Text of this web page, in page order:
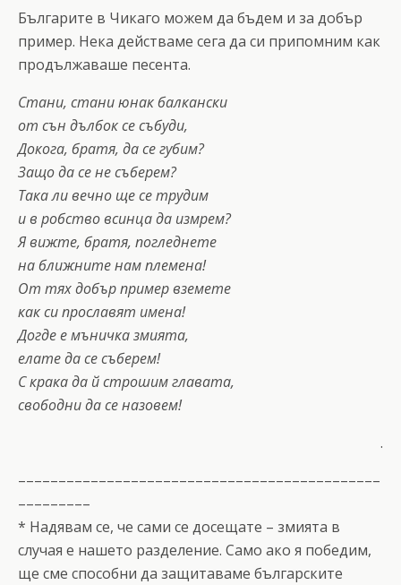
Българите в Чикаго можем да бъдем и за добър
пример. Нека действаме сега да си припомним как
продължаваше песента.
Стани, стани юнак балкански
от сън дълбок се събуди,
Докога, братя, да се губим?
Защо да се не съберем?
Така ли вечно ще се трудим
и в робство всинца да измрем?
Я вижте, братя, погледнете
на ближните нам племена!
От тях добър пример вземете
как си прославят имена!
Догде е мъничка змията,
елате да се съберем!
С крака да й строшим главата,
свободни да се назовем!
.
–––––––––––––––––––––––––––––––––––––––––––––
–––––––––
* Надявам се, че сами се досещате – змията в
случая е нашето разделение. Само ако я победим,
ще сме способни да защитаваме българските